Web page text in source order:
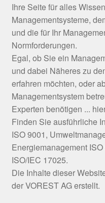
Ihre Seite für alles
Managementsysteme,
und die für Ihr
Normforderungen.
Egal, ob Sie ein
und dabei Näheres zu
erfahren möchten, oder
Managementsystem
Experten benötigen ...
Finden Sie ausführliche
ISO 9001,
Energiemanagement
ISO/IEC 17025.
Die Inhalte dieser
der VOREST AG erstellt.